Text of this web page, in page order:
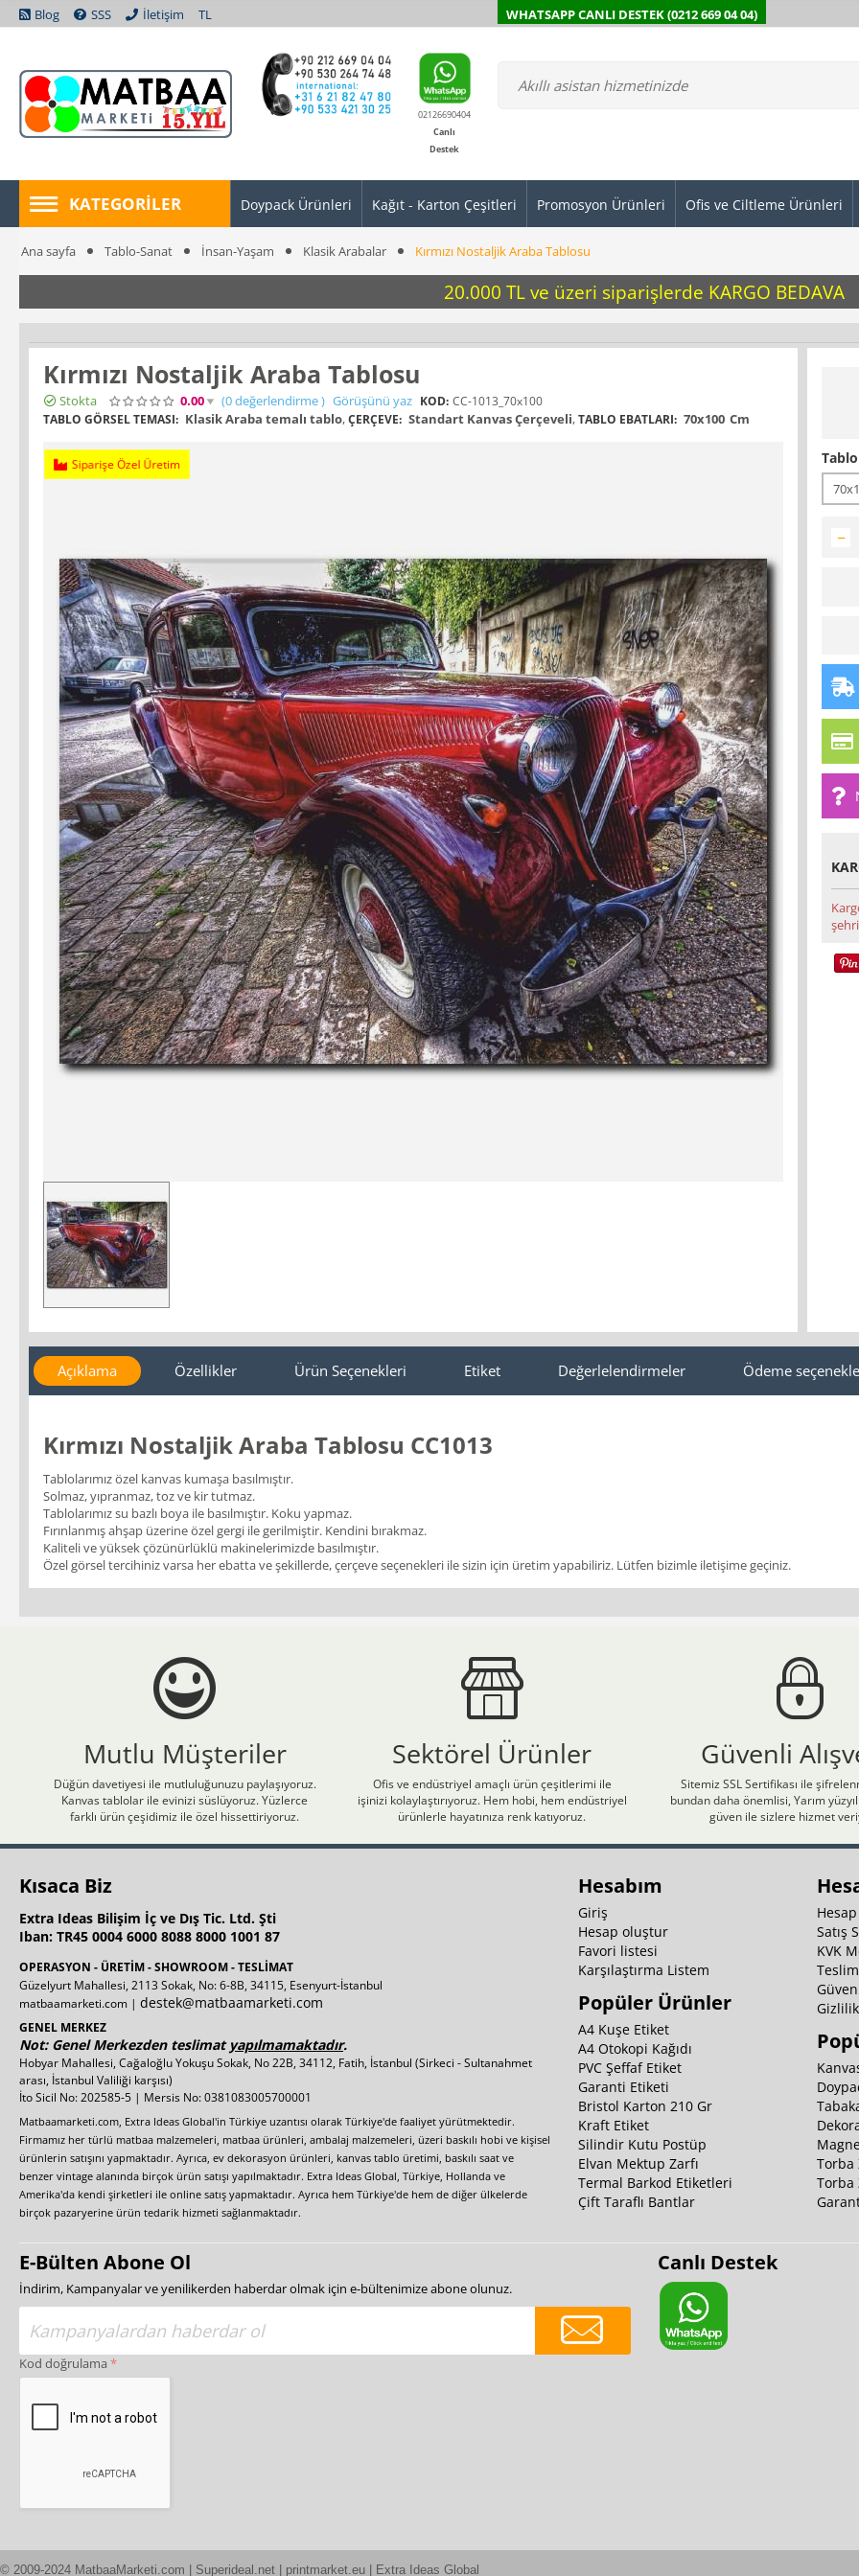
Blog SSS İletişim TL WHATSAPP CANLI DESTEK (0212 669 04 04)
02126690404
Canlı
Destek
KATEGORILER Doypack Ürünleri Kağıt - Karton Çeşitleri Promosyon Ürünleri Ofis ve Ciltleme Ürünleri
Ana sayfa Tablo-Sanat İnsan-Yaşam Klasik Arabalar Kırmızı Nostaljik Araba Tablosu
20.000 TL ve üzeri siparişlerde KARGO BEDAVA
Kırmızı Nostaljik Araba Tablosu
Stokta 0.00 (0değerlendirme) Görüşünü yaz KOD: CC-1013_70x100
TABLO GÖRSEL TEMASI: Klasik Araba temalı tablo,ÇERÇEVE: Standart Kanvas Çerçeveli,TABLO EBATLARI: 70x100 Cm
Siparişe Özel Üretim
−
Açıklama Özellikler Ürün Seçenekleri Etiket Değerlelendirmeler Ödeme
Kırmızı Nostaljik Araba Tablosu CC1013
Tablolarımız özel kanvas kumaşa basılmıştır.
Solmaz, yıpranmaz, toz ve kir tutmaz.
Tablolarımız su bazlı boya ile basılmıştır. Koku yapmaz.
Fırınlanmış ahşap üzerine özel gergi ile gerilmiştir. Kendini bırakmaz.
Kaliteli ve yüksek çözünürlüklü makinelerimizde basılmıştır.
Özel görsel tercihiniz varsa her ebatta ve şekillerde, çerçeve seçenekleri ile sizin için üretim yapabiliriz. Lütfen bizimle iletişime geçiniz.
Mutlu Müşteriler
Düğün davetiyesi ile mutluluğunuzu paylaşıyoruz.
Kanvas tablolar ile evinizi süslüyoruz. Yüzlerce
farklı ürün çeşidimiz ile özel hissettiriyoruz.
Sektörel Ürünler
Ofis ve endüstriyel amaçlı ürün çeşitlerimi ile
işinizi kolaylaştırıyoruz. Hem hobi, hem endüstriyel
ürünlerle hayatınıza renk katıyoruz.
Güvenli
Sitemiz SSL Sertifikası ile
bundan daha önemlisi, Yarım
güven ile sizlere hizmet
Kısaca Biz
Extra Ideas Bilişim İç ve Dış Tic. Ltd. Şti
Iban: TR45 0004 6000 8088 8000 1001 87
OPERASYON - ÜRETİM - SHOWROOM - TESLİMAT
Güzelyurt Mahallesi, 2113 Sokak, No: 6-8B, 34115, Esenyurt-İstanbul
matbaamarketi.com | destek@matbaamarketi.com
GENEL MERKEZ
Not: Genel Merkezden teslimat yapılmamaktadır.
Hobyar Mahallesi, Cağaloğlu Yokuşu Sokak, No 22B, 34112, Fatih, İstanbul (Sirkeci - Sultanahmet
arası, İstanbul Valiliği karşısı)
İto Sicil No: 202585-5 | Mersis No: 0381083005700001
Matbaamarketi.com, Extra Ideas Global'in Türkiye uzantısı olarak Türkiye'de faaliyet yürütmektedir.
Firmamız her türlü matbaa malzemeleri, matbaa ürünleri, ambalaj malzemeleri, üzeri baskılı hobi ve kişisel
ürünlerin satışını yapmaktadır. Ayrıca, ev dekorasyon ürünleri, kanvas tablo üretimi, baskılı saat ve
benzer vintage alanında birçok ürün satışı yapılmaktadır. Extra Ideas Global, Türkiye, Hollanda ve
Amerika'da kendi şirketleri ile online satış yapmaktadır. Ayrıca hem Türkiye'de hem de diğer ülkelerde
birçok pazaryerine ürün tedarik hizmeti sağlanmaktadır.
Hesabım
Giriş
Hesap oluştur
Favori listesi
Karşılaştırma Listem
Popüler Ürünler
A4 Kuşe Etiket
A4 Otokopi Kağıdı
PVC Şeffaf Etiket
Garanti Etiketi
Bristol Karton 210 Gr
Kraft Etiket
Silindir Kutu Postüp
Elvan Mektup Zarfı
Termal Barkod Etiketleri
Çift Taraflı Bantlar
Satış
KVK
Gizlilik
Torba
Torba
E-Bülten Abone Ol
İndirim, Kampanyalar ve yenilikerden haberdar olmak için e-bültenimize abone olunuz.
Kod doğrulama
Canlı Destek
© 2009-2024 MatbaaMarketi.com | Superideal.net | printmarket.eu | Extra Ideas Global